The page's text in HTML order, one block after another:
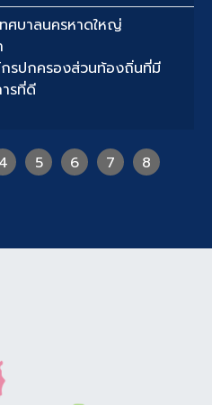
ทศบาลนครหาดใหญ่
รปกครองส่วนท้องถิ่นที่มี
รที่ดี
4 5 6 7
8